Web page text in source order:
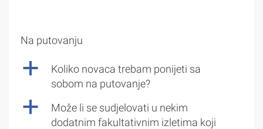
Na putovanju
a
Koliko novaca trebam ponijeti sa
sobom na putovanje?
a
Može li se sudjelovati u nekim
dodatnim fakultativnim izletima koji